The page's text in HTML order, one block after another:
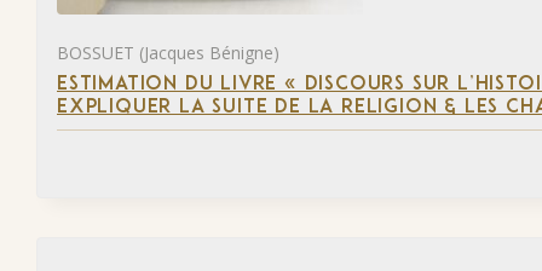
BOSSUET (Jacques Bénigne)
ESTIMATION DU LIVRE « DISCOURS SUR
EXPLIQUER LA SUITE DE LA RELIGION & LES